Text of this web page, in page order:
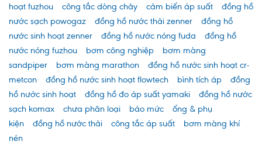
hoạt fuzhou
công tắc dòng chảy cảm biến áp suất
đồng hồ
nước sạch powogaz
đồng hồ nước thải zenner
đồng hồ
nước sinh hoạt zenner
đồng hồ nước nóng fuda
đồng hồ
nước nóng fuzhou
bơm công nghiệp
bơm màng
sandpiper
bơm màng marathon
đồng hồ nước sinh hoạt cr-
metcon
đồng hồ nước sinh hoạt flowtech bình tích áp
đồng
hồ nước sinh hoạt
đồng hồ đo áp suất yamaki
đồng hồ nước
sạch komax
chưa phân loại báo mức
ống & phụ
kiện
đồng hồ nước thải công tắc áp suất
bơm màng khí
nén